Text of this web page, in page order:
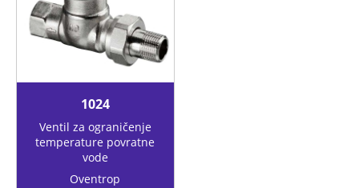
1024
Ventil za ograničenje
temperature povratne
vode
Oventrop